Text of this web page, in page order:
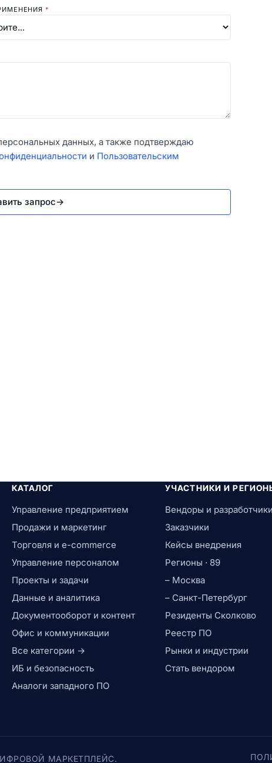
*
данных, а также подтверждаю
и Пользовательским
запрос→
КАТАЛОГ
Управление предприятием
Продажи и маркетинг
Торговля и e-commerce
Управление персоналом
Проекты и задачи
Данные и аналитика
Документооборот и контент
Офис и коммуникации
Все категории →
ИБ и безопасность
Аналоги западного ПО
УЧАСТНИКИ И
Вендоры и разработчики
Заказчики
Кейсы внедрения
Регионы · 89
– Москва
– Санкт-Петербург
Резиденты Сколково
Реестр ПО
Рынки и индустрии
Стать вендором
МАРКЕТПЛЕЙС.